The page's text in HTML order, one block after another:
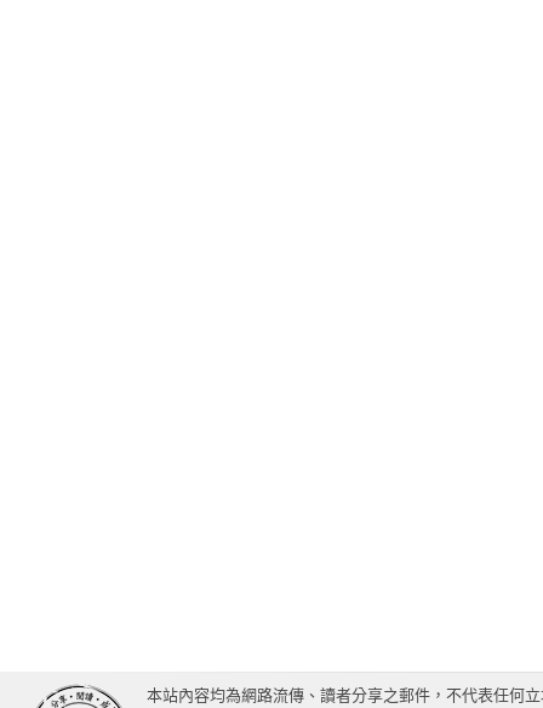
本站內容均為網路流傳、讀者分享之郵件，不代表任何